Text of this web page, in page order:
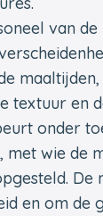
van
textuur en
onder
wie de
De
en om de